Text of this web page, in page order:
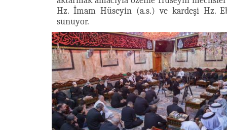
Hz. İmam Hüseyin (a.s.) ve kardeşi Hz.
sunuyor.